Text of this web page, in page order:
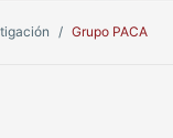
Grupo PACA